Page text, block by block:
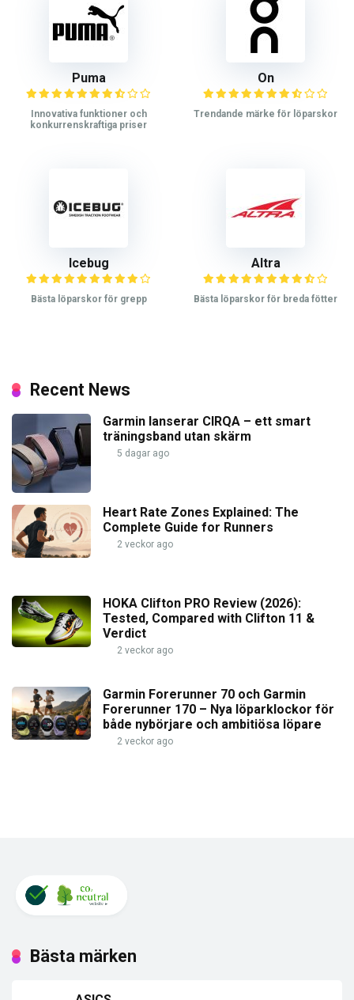
Puma
Innovativa funktioner och
konkurrenskraftiga priser
On
Trendande märke för löparskor
Icebug
Bästa löparskor för grepp
Altra
Bästa löparskor för breda fötter
Recent News
Garmin lanserar CIRQA – ett smart
träningsband utan skärm
5 dagar ago
Heart Rate Zones Explained: The
Complete Guide for Runners
2 veckor ago
HOKA Clifton PRO Review (2026):
Tested, Compared with Clifton 11 &
Verdict
2 veckor ago
Garmin Forerunner 70 och Garmin
Forerunner 170 – Nya löparklockor för
både nybörjare och ambitiösa löpare
2 veckor ago
Bästa märken